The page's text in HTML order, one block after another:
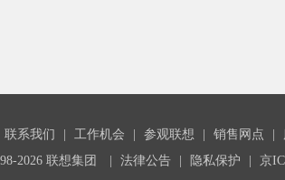
联系我们 工作机会 参观联想 销售网点
2026 联想集团
法律公告 隐私保护 京